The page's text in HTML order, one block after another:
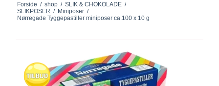
Forside / shop / SLIK & CHOKOLADE /
SLIKPOSER / Miniposer /
Nørregade Tyggepastiller miniposer ca.100 x 10 g